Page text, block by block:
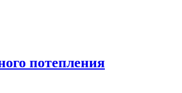
потепления